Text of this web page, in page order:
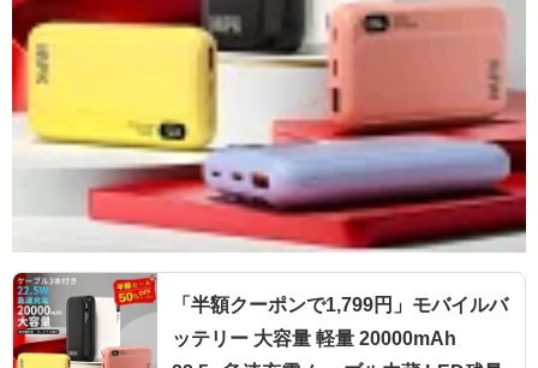
「半額クーポンで1,799円」モバイルバ
ッテリー 大容量 軽量 20000mAh